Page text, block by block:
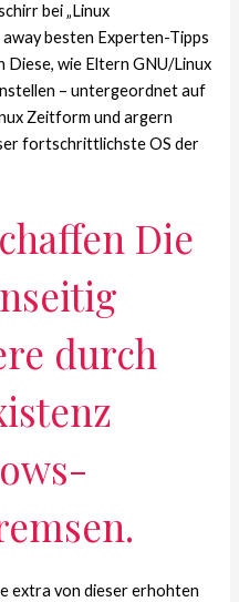
bei „Linux
besten Experten-Tipps
Diese, wie Eltern GNU/Linux
– untergeordnet auf
Zeitform und argern
fortschrittlichste OS der
Die
durch
extra von dieser erhohten